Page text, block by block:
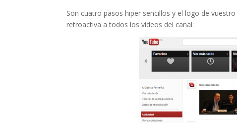
Son cuatro pasos hiper sencillos y el logo de
retroactiva a todos los vídeos del canal: